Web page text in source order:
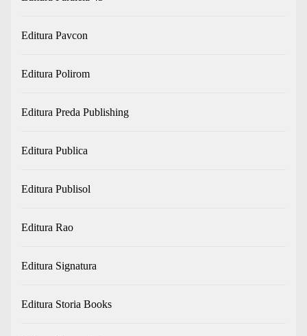
Editura Pavcon
Editura Polirom
Editura Preda Publishing
Editura Publica
Editura Publisol
Editura Rao
Editura Signatura
Editura Storia Books